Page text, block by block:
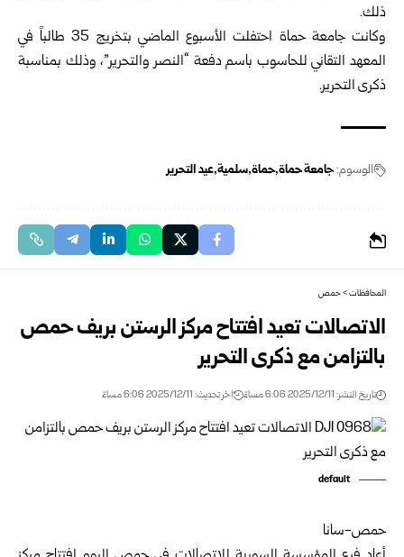
ذلك.
وكانت جامعة حماة احتفلت الأسبوع الماضي بتخريج 35 طالباً في
المعهد التقاني للحاسوب باسم دفعة “النصر والتحرير”، وذلك بمناسبة
ذكرى التحرير.
الوسوم:جامعة حماة حماة سلمية عيد التحرير
المحافظات>حمص
الاتصالات تعيد افتتاح مركز الرستن بريف حمص
بالتزامن مع ذكرى التحرير
تاريخ النشر: 2025/12/11 6:06 مساءً اخر تحديث: 2025/12/11 6:06 مساءً
default
حمص-سانا